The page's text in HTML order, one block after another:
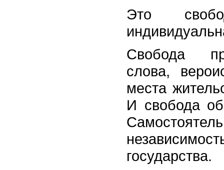
Это
Свобода
слова,
места
И свобода
государства.